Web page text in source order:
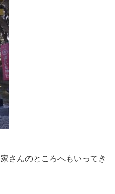
さんのところへもいってき